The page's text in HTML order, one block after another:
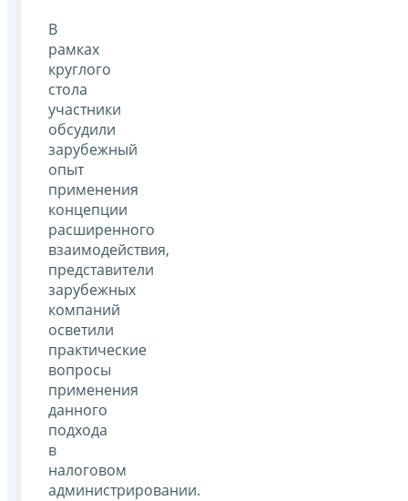
В
рамках
круглого
стола
участники
обсудили
зарубежный
опыт
применения
концепции
расширенного
взаимодействия,
представители
зарубежных
компаний
осветили
практические
вопросы
применения
данного
подхода
в
налоговом
администрировании.